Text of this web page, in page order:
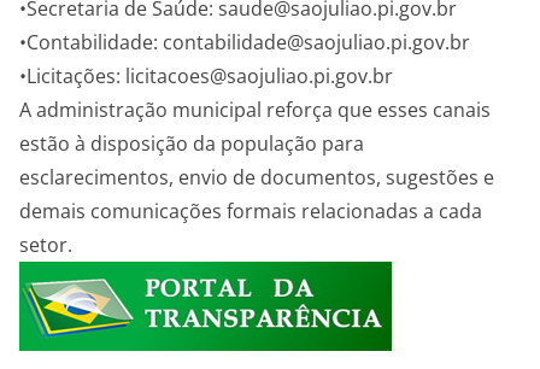
•Secretaria de Saúde: saude@saojuliao.pi.gov.br
•Contabilidade: contabilidade@saojuliao.pi.gov.br
•Licitações: licitacoes@saojuliao.pi.gov.br
A administração municipal reforça que esses canais
estão à disposição da população para
esclarecimentos, envio de documentos, sugestões e
demais comunicações formais relacionadas a cada
setor.